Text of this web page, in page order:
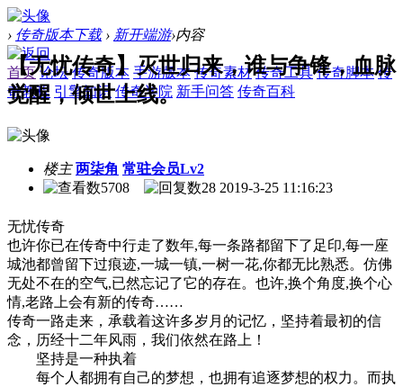
› 传奇版本下载 › 新开端游›内容
首页 论坛 传奇版本 手游版本 传奇素材 传奇工具 传奇脚本 传
奇教程 引擎知识 传奇学院 新手问答 传奇百科
【无忧传奇】灭世归来，谁与争锋，血脉
觉醒，倾世上线。
楼主 两柒角 常驻会员Lv2
5708
28 2019-3-25 11:16:23
无忧传奇
也许你已在传奇中行走了数年,每一条路都留下了足印,每一座
城池都曾留下过痕迹,一城一镇,一树一花,你都无比熟悉。仿佛
无处不在的空气,已然忘记了它的存在。也许,换个角度,换个心
情,老路上会有新的传奇……
传奇一路走来，承载着这许多岁月的记忆，坚持着最初的信
念，历经十二年风雨，我们依然在路上！
坚持是一种执着
每个人都拥有自己的梦想，也拥有追逐梦想的权力。而执